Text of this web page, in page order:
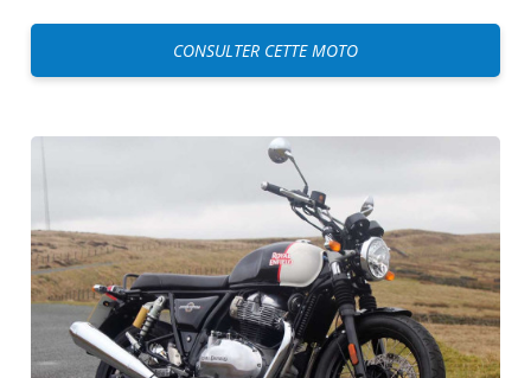
CONSULTER CETTE MOTO